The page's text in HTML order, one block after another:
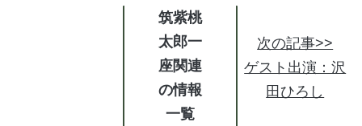
筑紫桃
太郎一
座関連
の情報
次の記事>>
ゲスト出演：沢
田ひろし